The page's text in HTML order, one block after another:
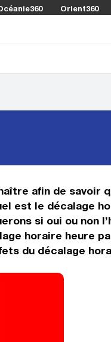
Orient360
afin de savoir
est le décalage
si oui ou non
horaire heure
du décalage